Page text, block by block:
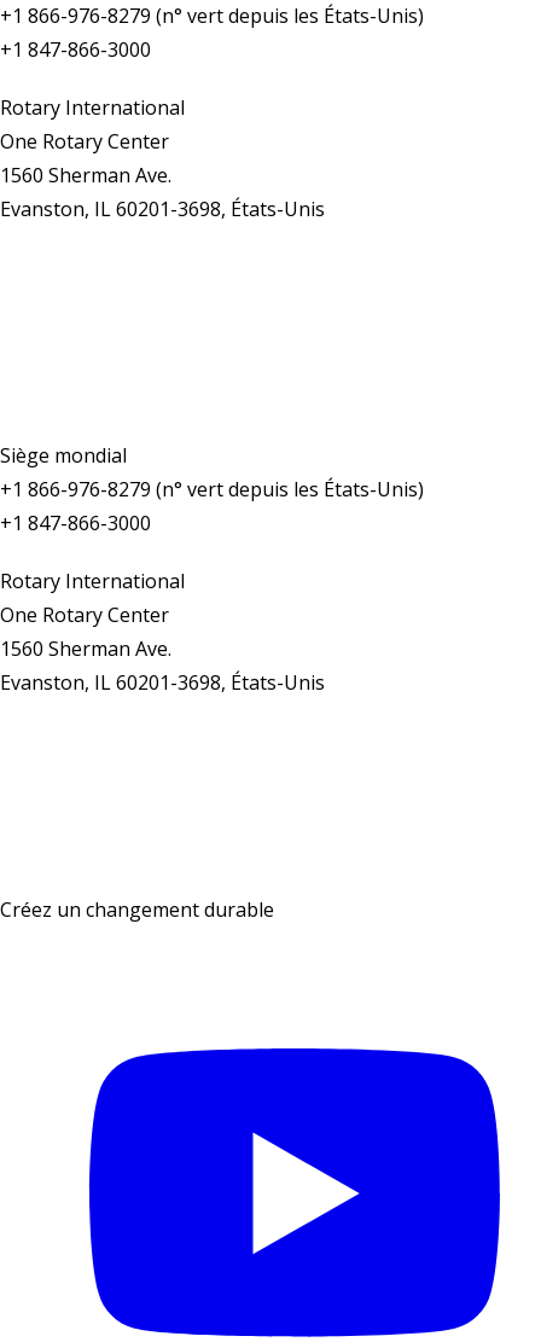
+1 866-976-8279 (n° vert depuis les États-Unis)
+1 847-866-3000
Rotary International
One Rotary Center
1560 Sherman Ave.
Evanston, IL 60201-3698, États-Unis
Siège mondial
+1 866-976-8279 (n° vert depuis les États-Unis)
+1 847-866-3000
Rotary International
One Rotary Center
1560 Sherman Ave.
Evanston, IL 60201-3698, États-Unis
Créez un changement durable